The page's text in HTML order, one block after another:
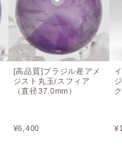
[高品質]ブラジル産アメ
ジスト丸玉/スフィア
（直径37.0mm）
¥6,400 ¥